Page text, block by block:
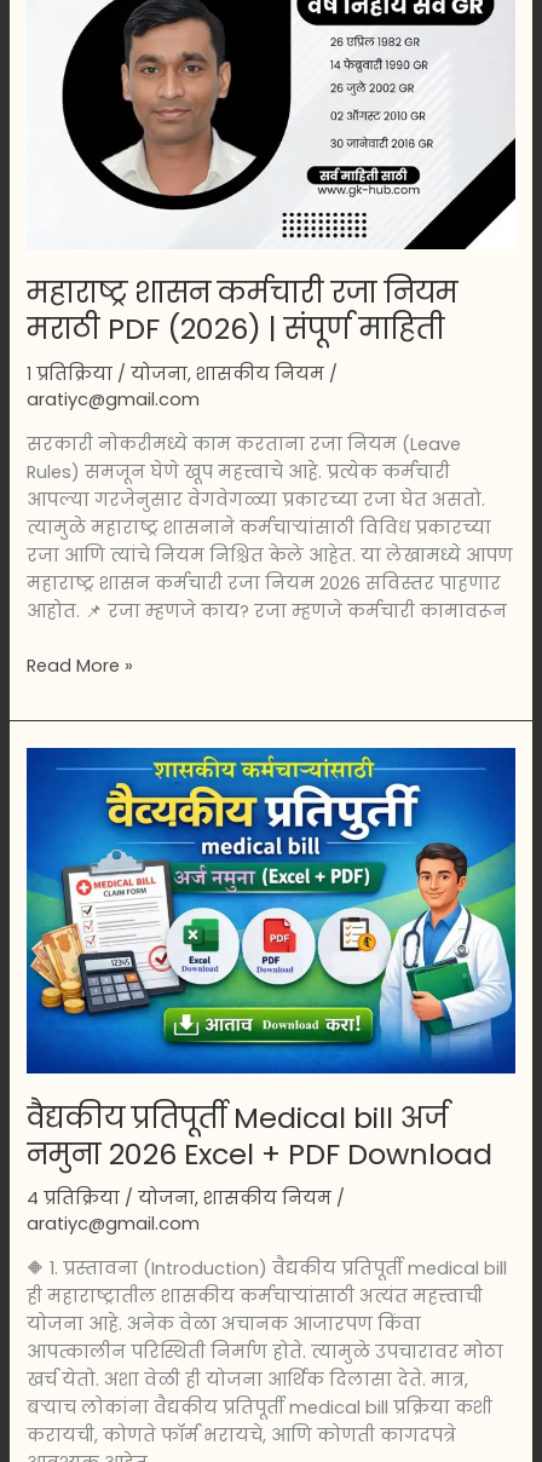
महाराष्ट्र शासन कर्मचारी रजा नियम
मराठी PDF (2026) | संपूर्ण माहिती
१ प्रतिक्रिया /योजना,शासकीय नियम /
aratiyc@gmail.com
सरकारी नोकरीमध्ये काम करताना रजा नियम (Leave
Rules) समजून घेणे खूप महत्त्वाचे आहे. प्रत्येक कर्मचारी
आपल्या गरजेनुसार वेगवेगळ्या प्रकारच्या रजा घेत असतो.
त्यामुळे महाराष्ट्र शासनाने कर्मचाऱ्यांसाठी विविध प्रकारच्या
रजा आणि त्यांचे नियम निश्चित केले आहेत. या लेखामध्ये आपण
महाराष्ट्र शासन कर्मचारी रजा नियम 2026 सविस्तर पाहणार
आहोत. 📌 रजा म्हणजे काय? रजा म्हणजे कर्मचारी कामावरून
माहिती
Read More »
वैद्यकीय प्रतिपूर्ती Medical bill अर्ज
नमुना 2026 Excel + PDF Download
4 प्रतिक्रिया /योजना,शासकीय नियम /
aratiyc@gmail.com
🔶 1. प्रस्तावना (Introduction) वैद्यकीय प्रतिपूर्ती medical bill
ही महाराष्ट्रातील शासकीय कर्मचाऱ्यांसाठी अत्यंत महत्त्वाची
योजना आहे. अनेक वेळा अचानक आजारपण किंवा
आपत्कालीन परिस्थिती निर्माण होते. त्यामुळे उपचारावर मोठा
खर्च येतो. अशा वेळी ही योजना आर्थिक दिलासा देते. मात्र,
बऱ्याच लोकांना वैद्यकीय प्रतिपूर्ती medical bill प्रक्रिया कशी
करायची, कोणते फॉर्म भरायचे, आणि कोणती कागदपत्रे
अर्ज
नमुना
2026
Excel
+
PDF